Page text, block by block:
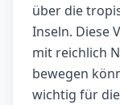
über die
Inseln. Diese
mit reichlich
bewegen
wichtig für